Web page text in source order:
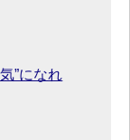
”になれ